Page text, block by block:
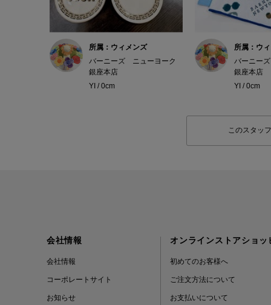
所属：ウィメンズ
バーニーズ ニューヨーク
銀座本店
YI / 0cm
所属：ウ
バーニー
銀座本店
YI / 0cm
このスタッ
会社情報
会社情報
コーポレートサイト
お知らせ
オンラインストアショッ
初めてのお客様へ
ご注文方法について
お支払いについて